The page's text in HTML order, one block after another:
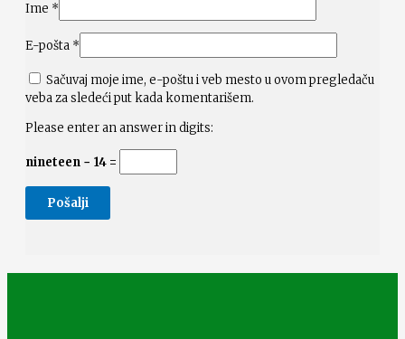
Ime *
E-pošta *
Sačuvaj moje ime, e-poštu i veb mesto u ovom pregledaču
veba za sledeći put kada komentarišem.
Please enter an answer in digits:
nineteen − 14 =